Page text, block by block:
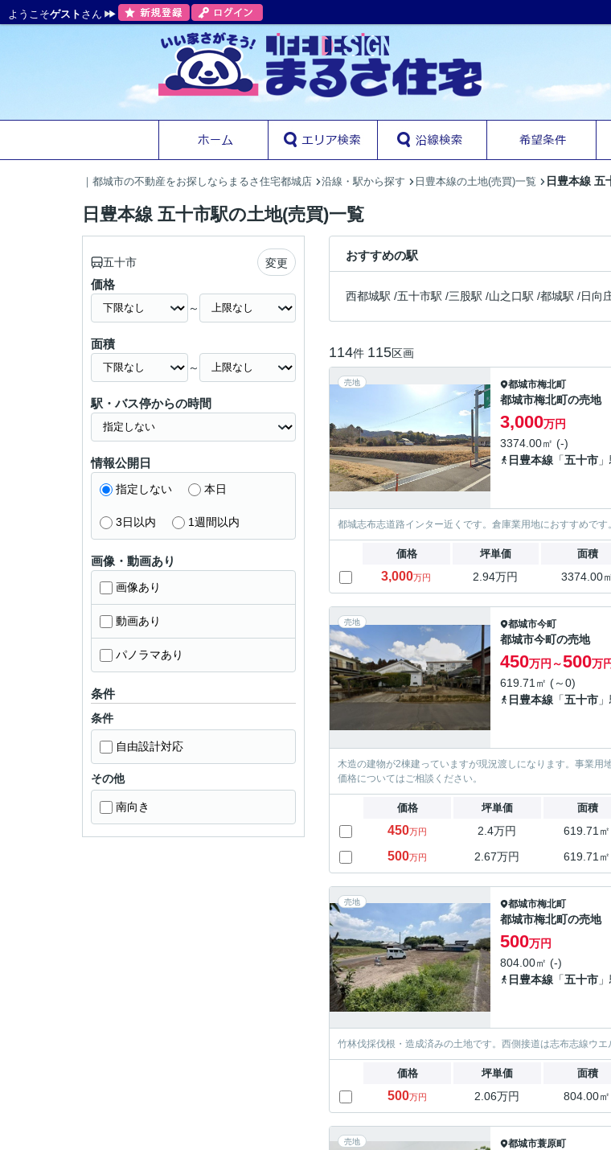
ようこそゲスト さん
｜都城市の不動産をお探しならまるさ住宅都城店 沿線・駅から探す 日豊本線の土地(売買)一覧 日豊本線 五
日豊本線 五十市駅の土地(売買)一覧
おすすめの駅
西都城駅 /五十市駅 /三股駅 /山之口駅 /都城駅 /日向
114件 115区画
売地 都城市梅北町
都城市梅北町の売地
3,000万円
3374.00㎡ (-)
日豊本線 「五十市
都城志布志道路インター近くです。倉庫業用地におすすめです。
価格 坪単価 面積
3,000万円 2.94万円 3374.00
売地 都城市今町
都城市今町の売地
450万円～500万
619.71㎡ (～0)
日豊本線 「五十市
木造の建物が2棟建っていますが現況渡しになります。事業用
価格についてはご相談ください。
価格 坪単価 面積
450万円 2.4万円 619.71㎡
500万円 2.67万円 619.71㎡
売地 都城市梅北町
都城市梅北町の売地
500万円
804.00㎡ (-)
日豊本線 「五十市
竹林伐採伐根・造成済みの土地です。西側接道は志布志線ウ
価格 坪単価 面積
500万円 2.06万円 804.00㎡
売地 都城市蓑原町
五十市 変更
価格
～
面積
～
駅・バス停からの時間
情報公開日
指定しない 本日
3日以内 1週間以内
画像・動画あり
画像あり
動画あり
パノラマあり
条件
条件
自由設計対応
その他
南向き